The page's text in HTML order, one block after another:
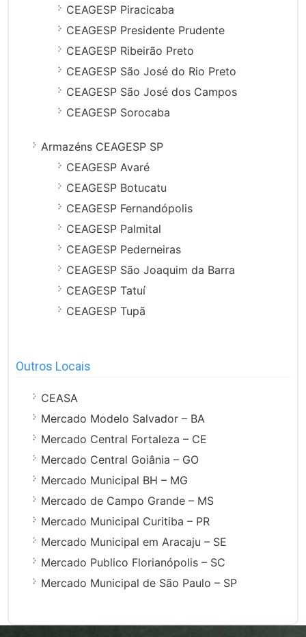
CEAGESP Piracicaba
CEAGESP Presidente Prudente
CEAGESP Ribeirão Preto
CEAGESP São José do Rio Preto
CEAGESP São José dos Campos
CEAGESP Sorocaba
Armazéns CEAGESP SP
CEAGESP Avaré
CEAGESP Botucatu
CEAGESP Fernandópolis
CEAGESP Palmital
CEAGESP Pederneiras
CEAGESP São Joaquim da Barra
CEAGESP Tatuí
CEAGESP Tupã
Outros Locais
CEASA
Mercado Modelo Salvador – BA
Mercado Central Fortaleza – CE
Mercado Central Goiânia – GO
Mercado Municipal BH – MG
Mercado de Campo Grande – MS
Mercado Municipal Curitiba – PR
Mercado Municipal em Aracaju – SE
Mercado Publico Florianópolis – SC
Mercado Municipal de São Paulo – SP